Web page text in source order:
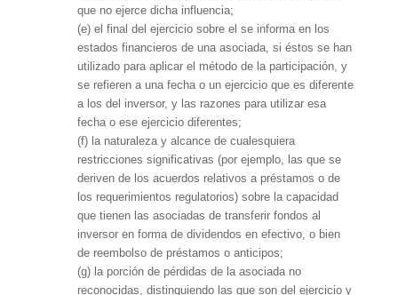
que no ejerce dicha influencia;
(e) el final del ejercicio sobre el se informa en los
estados financieros de una asociada, si éstos se han
utilizado para aplicar el método de la participación, y
se refieren a una fecha o un ejercicio que es diferente
a los del inversor, y las razones para utilizar esa
fecha o ese ejercicio diferentes;
(f) la naturaleza y alcance de cualesquiera
restricciones significativas (por ejemplo, las que se
deriven de los acuerdos relativos a préstamos o de
los requerimientos regulatorios) sobre la capacidad
que tienen las asociadas de transferir fondos al
inversor en forma de dividendos en efectivo, o bien
de reembolso de préstamos o anticipos;
(g) la porción de pérdidas de la asociada no
reconocidas, distinguiendo las que son del ejercicio y